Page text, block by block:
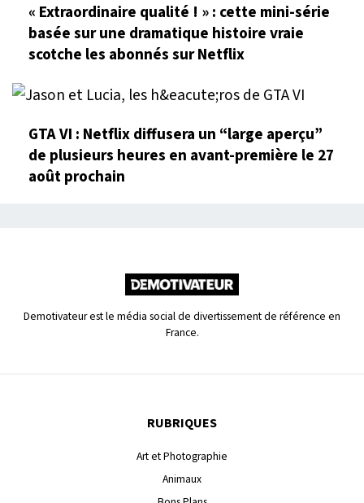
« Extraordinaire qualité ! » : cette mini-série
basée sur une dramatique histoire vraie
scotche les abonnés sur Netflix
GTA VI : Netflix diffusera un “large aperçu”
de plusieurs heures en avant-première le 27
août prochain
Demotivateur est le média social de divertissement de référence en
France.
RUBRIQUES
Art et Photographie
Animaux